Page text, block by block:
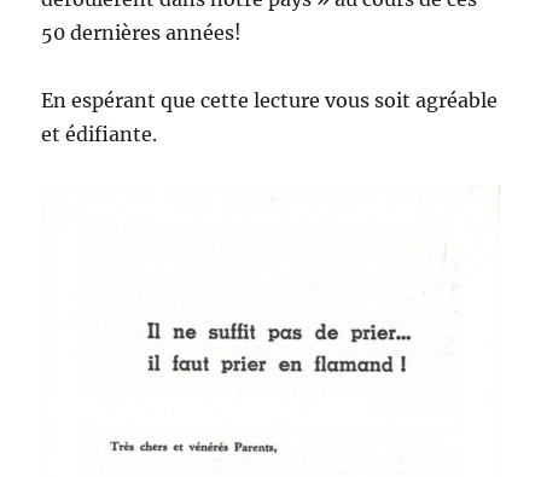
50 dernières années!
En espérant que cette lecture vous soit agréable
et édifiante.